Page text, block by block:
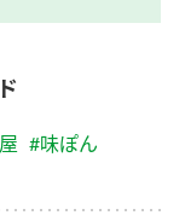
#味ぽん